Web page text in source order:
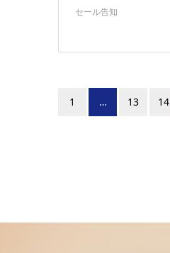
セール告知
1 … 13 14